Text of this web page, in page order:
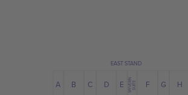
A B C D E F G H
WYVERNSUITE
EAST STAND